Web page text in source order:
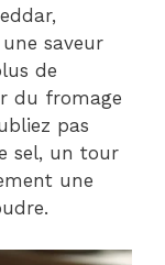
saveur
de
du fromage
pas
sel, un tour
une